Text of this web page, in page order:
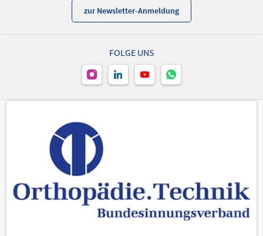
zur Newsletter-Anmeldung
FOLGE UNS